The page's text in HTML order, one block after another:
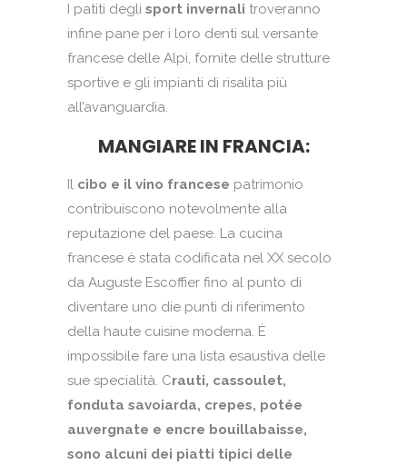
I patiti degli sport invernali troveranno
infine pane per i loro denti sul versante
francese delle Alpi, fornite delle strutture
sportive e gli impianti di risalita più
all’avanguardia.
MANGIARE IN FRANCIA:
Il cibo e il vino francese patrimonio
contribuiscono notevolmente alla
reputazione del paese. La cucina
francese è stata codificata nel XX secolo
da Auguste Escoffier fino al punto di
diventare uno die punti di riferimento
della haute cuisine moderna. È
impossibile fare una lista esaustiva delle
sue specialità. Crauti, cassoulet,
fonduta savoiarda, crepes, potée
auvergnate e encre bouillabaisse,
sono alcuni dei piatti tipici delle